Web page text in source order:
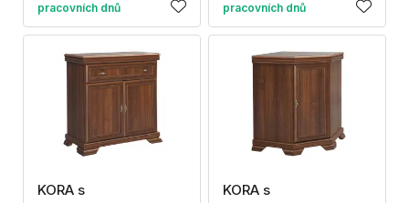
pracovních dnů
pracovních dnů
KORA s KORA s